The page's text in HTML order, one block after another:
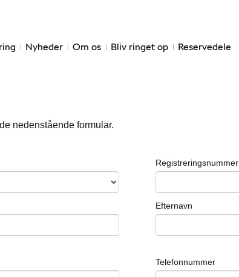
Nyheder Om os Bliv ringet op Reservedele
nedenstående formular.
Registreringsnummer
Efternavn
Telefonnummer